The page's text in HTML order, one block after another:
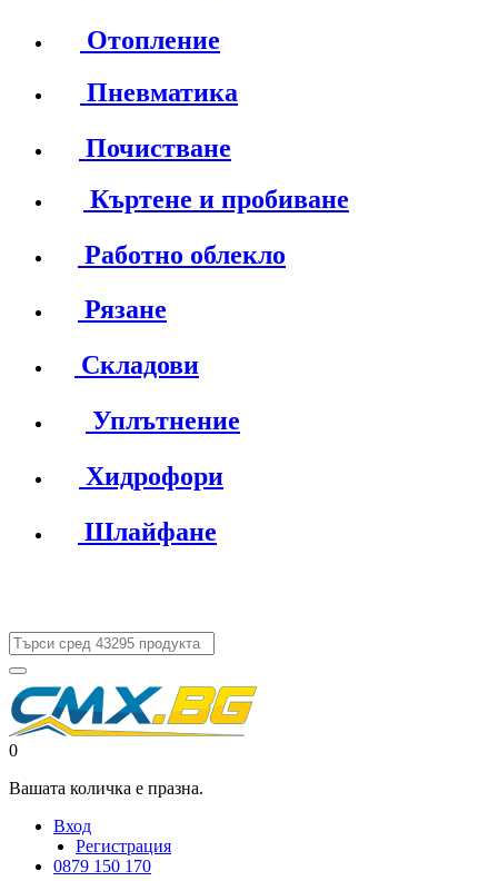
Отопление
Пневматика
Почистване
Къртене и пробиване
Работно облекло
Рязане
Складови
Уплътнение
Хидрофори
Шлайфане
0
Вашата количка е празна.
Вход
Регистрация
0879 150 170